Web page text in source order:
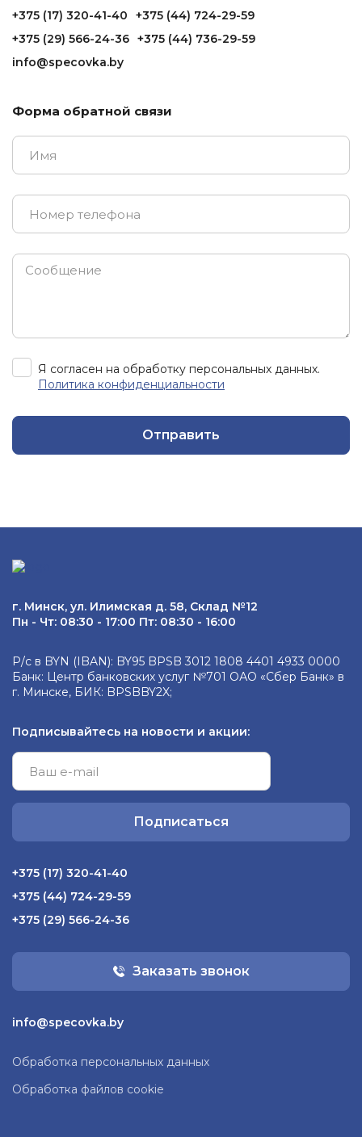
Форма обратной связи
Я согласен на обработку персональных данных.
Политика конфиденциальности
Отправить
+375 (17) 320-41-40
+375 (44) 724-29-59
+375 (29) 566-24-36 +375 (44) 736-29-59
info@specovka.by
г. Минск, ул. Илимская д. 58, Склад №12
Пн - Чт: 08:30 - 17:00 Пт: 08:30 - 16:00
Р/с в BYN (IBAN): BY95 BPSB 3012 1808 4401 4933 0000
Банк: Центр банковских услуг №701 ОАО «Сбер Банк» в
г. Минске, БИК: BPSBBY2X;
Подписывайтесь на новости и акции:
Подписаться
+375 (17) 320-41-40
+375 (44) 724-29-59
+375 (29) 566-24-36
Заказать звонок
info@specovka.by
Обработка персональных данных
Обработка файлов cookie